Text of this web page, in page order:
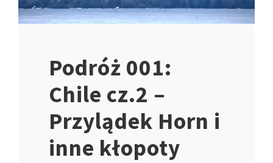
Podróż 001:
Chile cz.2 –
Przylądek Horn i
inne kłopoty